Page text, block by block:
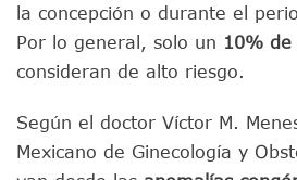
la concepción o durante el
Por lo general, solo un 10% de
consideran de alto riesgo.
Según el doctor Víctor M.
Mexicano de Ginecología y